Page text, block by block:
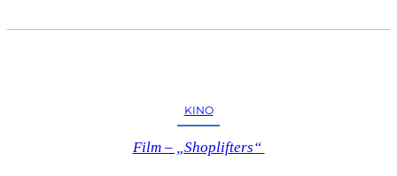
KINO
Film – „Shoplifters“